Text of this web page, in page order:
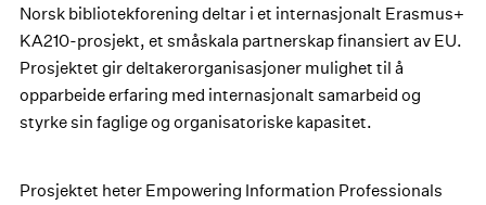
Norsk bibliotekforening deltar i et internasjonalt Erasmus+
KA210-prosjekt, et småskala partnerskap finansiert av EU.
Prosjektet gir deltakerorganisasjoner mulighet til å
opparbeide erfaring med internasjonalt samarbeid og
styrke sin faglige og organisatoriske kapasitet.
Prosjektet heter Empowering Information Professionals